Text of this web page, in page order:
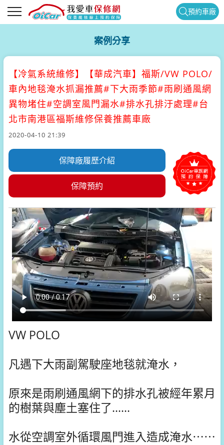
預約車廠
案例分享
【冷氣系統維修】
【華成汽車】福斯/VW POLO/
車內地毯淹水抓漏推薦#下大雨季節#雨刷通風網
異物堵住#空調室風門漏水#排水孔排汙處理#台
北市南港區福斯維修保養推薦車廠
2020-04-10 21:39
保障廠履歷介紹
保障預約
VW POLO
凡遇下大雨副駕駛座地毯就淹水，
原來是雨刷通風網下的排水孔被經年累月
的樹葉與塵土塞住了......
水從空調室外循環風門進入造成淹水⋯⋯